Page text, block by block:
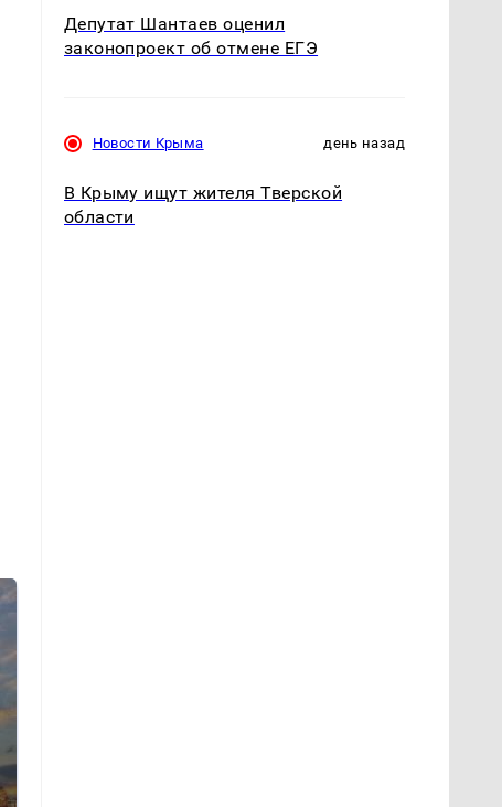
Депутат Шантаев оценил
законопроект об отмене ЕГЭ
Новости Крыма день назад
В Крыму ищут жителя Тверской
области